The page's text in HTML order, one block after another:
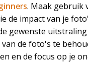
. Maak gebruik
de impact van je
gewenste
de foto's te
en de focus op je